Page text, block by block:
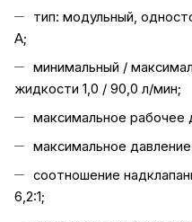
тип: модульный,
А;
минимальный /
жидкости 1,0 / 90,0 л/мин;
максимальное рабочее
максимальное
соотношение
6,2:1;